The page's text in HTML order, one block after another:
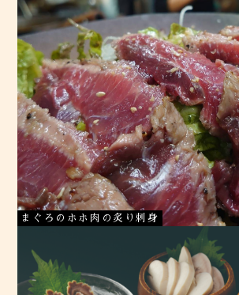
まぐろのホホ肉の炙り刺身